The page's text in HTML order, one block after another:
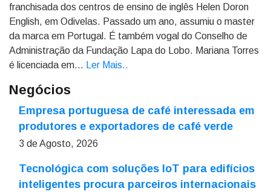
franchisada dos centros de ensino de inglês Helen Doron
English, em Odivelas. Passado um ano, assumiu o master
da marca em Portugal. É também vogal do Conselho de
Administração da Fundação Lapa do Lobo. Mariana Torres
é licenciada em...
Ler Mais..
Negócios
Empresa portuguesa de café interessada em
produtores e exportadores de café verde
3 de Agosto, 2026
Tecnológica com soluções IoT para edifícios
inteligentes procura parceiros internacionais